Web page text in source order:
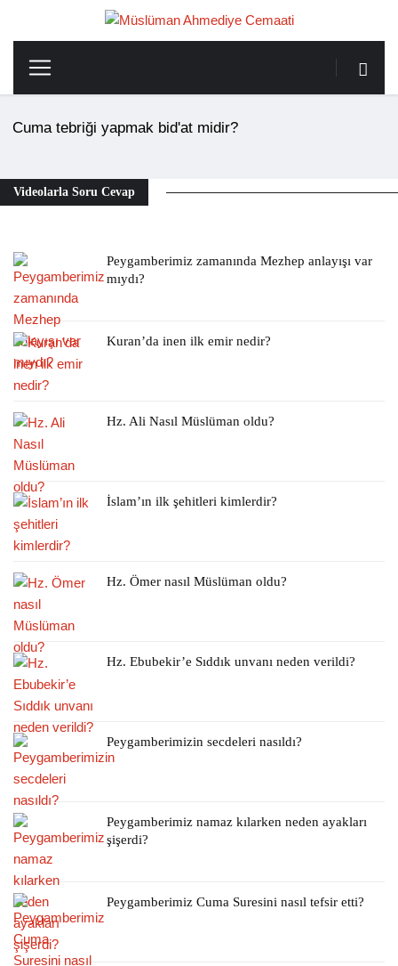
Cuma tebriği yapmak bid'at midir?
Videolarla Soru Cevap
Peygamberimiz zamanında Mezhep anlayışı var
mıydı?
Kuran’da inen ilk emir nedir?
Hz. Ali Nasıl Müslüman oldu?
İslam’ın ilk şehitleri kimlerdir?
Hz. Ömer nasıl Müslüman oldu?
Hz. Ebubekir’e Sıddık unvanı neden verildi?
Peygamberimizin secdeleri nasıldı?
Peygamberimiz namaz kılarken neden ayakları
şişerdi?
Peygamberimiz Cuma Suresini nasıl tefsir etti?